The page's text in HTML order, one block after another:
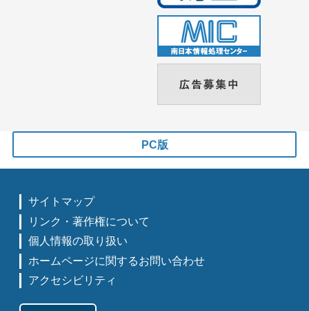
PC版
サイトマップ
リンク・著作権について
個人情報の取り扱い
ホームページに関するお問い合わせ
アクセシビリティ